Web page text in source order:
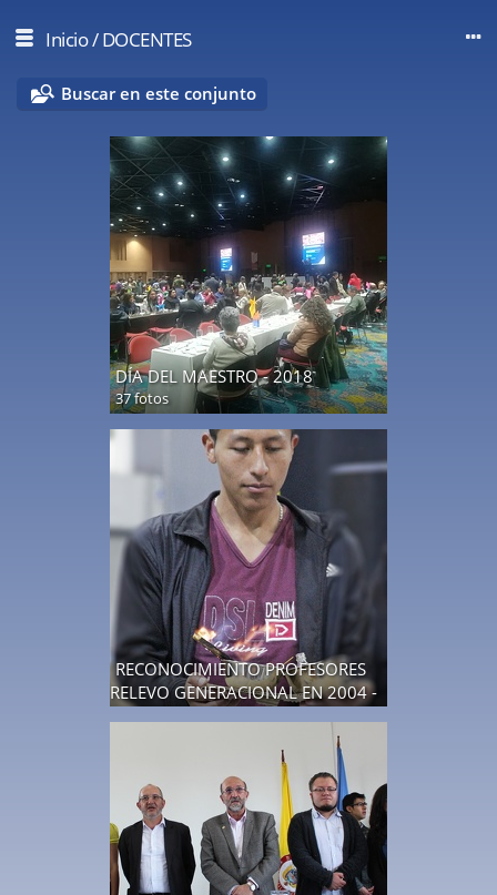
Inicio/DOCENTES
Buscar en este conjunto
DÍA DEL MAESTRO - 2018
37 fotos
RECONOCIMIENTO PROFESORES
RELEVO GENERACIONAL EN 2004 -